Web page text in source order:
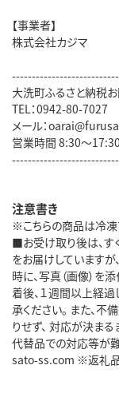
【事業者】
株式会社カジマ
大洗町ふるさと納税
TEL：0942-80-7027
メール：
営業時間 8:30～17:30
注意書き
※こちらの商品は冷凍
■お受け取り後は、す
をお届けしています
時に、写真（画像）を
着後、１週間以上経
承ください。 また、不
りせず、 対応が決ま
代替品での対応等が
sato-ss.com ※返礼